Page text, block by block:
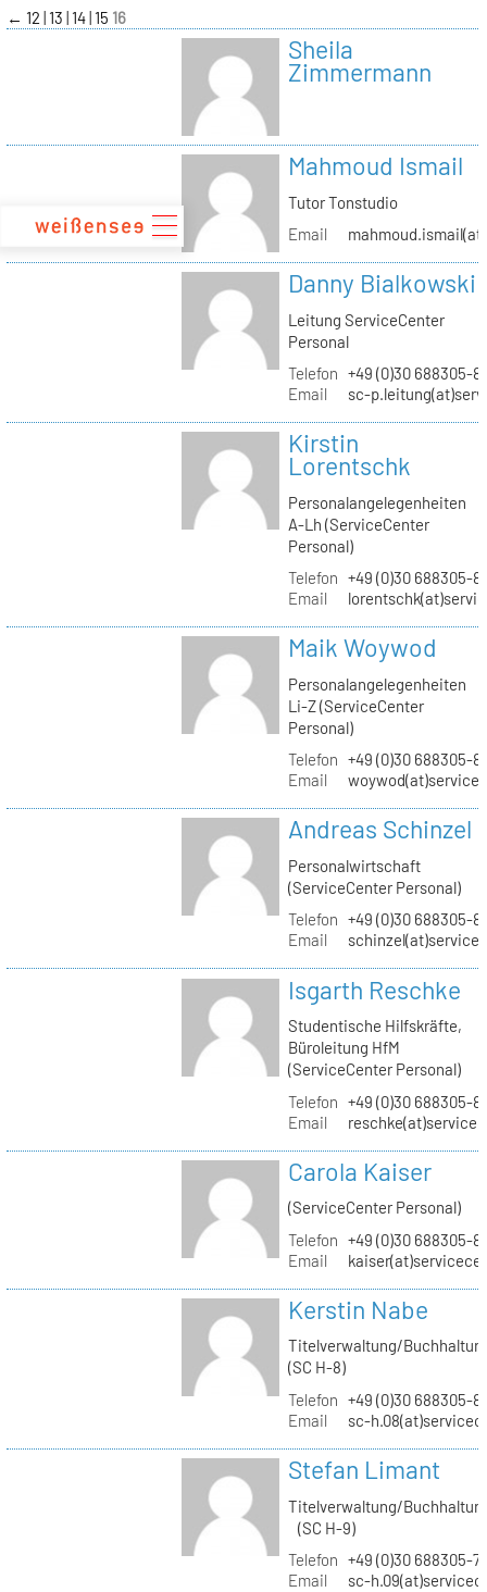
zum
Inhalt
← 12 13 14 15 16
Sheila
Zimmermann
Mahmoud Ismail
Tutor Tonstudio
Email
Danny Bialkowski
Leitung ServiceCenter
Personal
Telefon +49 (0)30 688305-
Email
sc-
Kirstin
Lorentschk
Personalangelegenheiten
A-Lh (ServiceCenter
Personal)
Telefon +49 (0)30 688305-
Email
Maik Woywod
Personalangelegenheiten
Li-Z (ServiceCenter
Personal)
Telefon +49 (0)30 688305-
Email
Andreas Schinzel
Personalwirtschaft
(ServiceCenter Personal)
Telefon +49 (0)30 688305-
Email
Isgarth Reschke
Studentische Hilfskräfte,
Büroleitung HfM
(ServiceCenter Personal)
Telefon +49 (0)30 688305-
Email
Carola Kaiser
(ServiceCenter Personal)
Telefon +49 (0)30 688305-
Email
Kerstin Nabe
Titelverwaltung/
(SC H-8)
Telefon +49 (0)30 688305-
Email
sc-
Stefan Limant
Titelverwaltung/
(SC H-9)
Telefon +49 (0)30 688305-
Email
sc-